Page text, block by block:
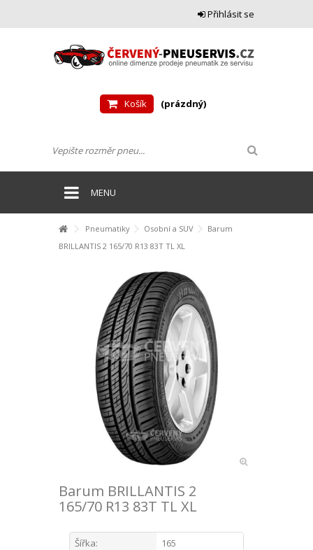
Přihlásit se
Košík (prázdný)
MENU
Pneumatiky Osobní a SUV
Barum
BRILLANTIS 2 165/70 R13 83T TL XL
Barum BRILLANTIS 2
165/70 R13 83T TL XL
Šířka:
165